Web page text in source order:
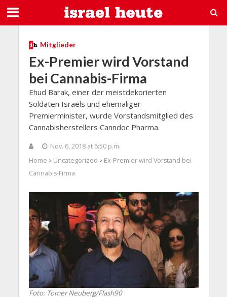
Mitglieder
Ex-Premier wird Vorstand
bei Cannabis-Firma
Ehud Barak, einer der meistdekorierten
Soldaten Israels und ehemaliger
Premierminister, wurde Vorstandsmitglied des
Cannabisherstellers Canndoc Pharma.
Nov. 6, 2018 at 6:50 p.m.
Home > Uncategorized > Ex-Premier wird Vorstand bei
Cannabis-Firma
Foto: Tomer Neuberg/Flash90